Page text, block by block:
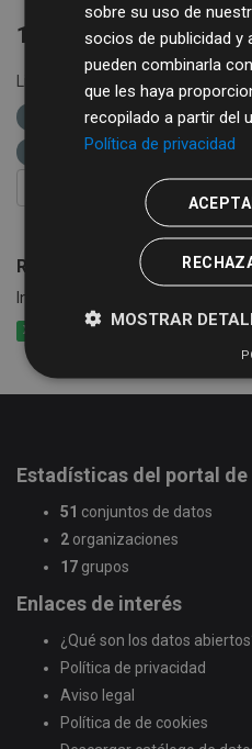
1 conjunto de datos
Licencias: Creative Commons
XLSX etiquetas:
diputación de salamanca
FILTRAR RESULTADOS
Rutas de Bibliobús
Información de las rutas y
XLSX CSV
Estadísticas del portal
51 conjuntos de datos
2 organizaciones
17 grupos
Enlaces de interés
¿Qué son los datos
Política de privacidad
Aviso legal
Política de de cookies
sobre su uso de
socios de publicidad y
pueden combinarla
que les haya
recopilado a partir del
Política de privacidad
MOSTRAR